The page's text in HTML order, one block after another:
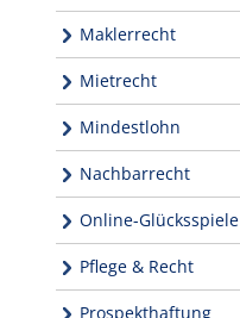
Maklerrecht
Mietrecht
Mindestlohn
Nachbarrecht
Online-Glücksspiele
Pflege & Recht
Prospekthaftung